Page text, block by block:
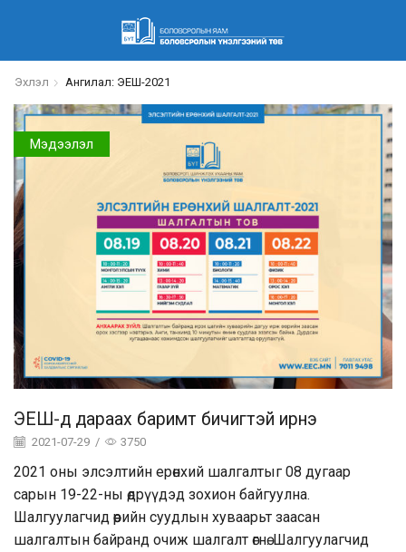
Эхлэл Ангилал: ЭЕШ-2021
Мэдээлэл
ЭЕШ-д дараах баримт бичигтэй ирнэ
2021-07-29 / 3750
2021 оны элсэлтийн ерөнхий шалгалтыг 08 дугаар
сарын 19-22-ны өдрүүдэд зохион байгуулна.
Шалгуулагчид өөрийн суудлын хуваарьт заасан
шалгалтын байранд очиж шалгалт өгнө. Шалгуулагчид